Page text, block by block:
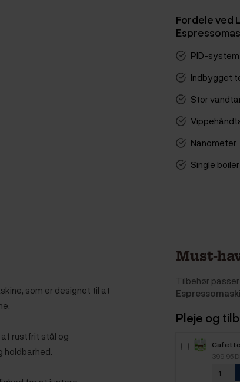
Fordele ved
PID-system
Indbygget
Stor
Nanometer
Single boiler
som er designet til at
rustfrit stål og
holdbarhed.
Must-
Tilbehør
Pleje og
399,95